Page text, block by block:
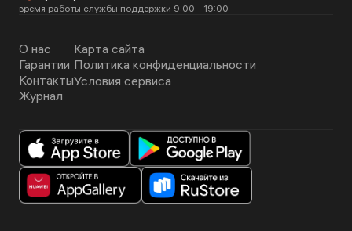
время работы службы поддержки 9:00 - 19:00
О нас
Гарантии
Контакты
Журнал
Карта сайта
Политика конфиденциальности
Условия сервиса